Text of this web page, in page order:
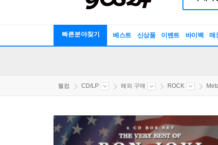
빠른분야찾기 베스트 신상품 이벤트 바이백 매
웰컴 CD/LP 해외 구매 ROCK